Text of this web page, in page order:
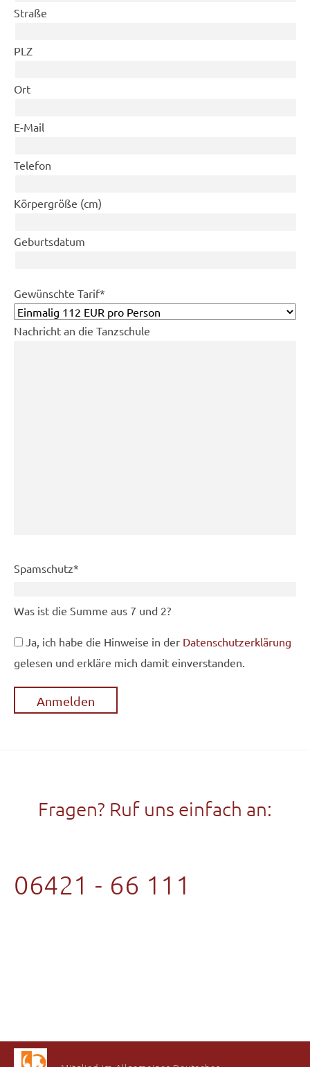
Straße
PLZ
Ort
E-Mail
Telefon
Körpergröße (cm)
Geburtsdatum
Pflichtfeld
Gewünschte Tarif*
Nachricht an die Tanzschule
Pflichtfeld
Spamschutz*
Was ist die Summe aus 7 und 2?
Ja, ich habe die Hinweise in der Datenschutzerklärung
gelesen und erkläre mich damit einverstanden.
Fragen? Ruf uns einfach an:
06421 - 66 111